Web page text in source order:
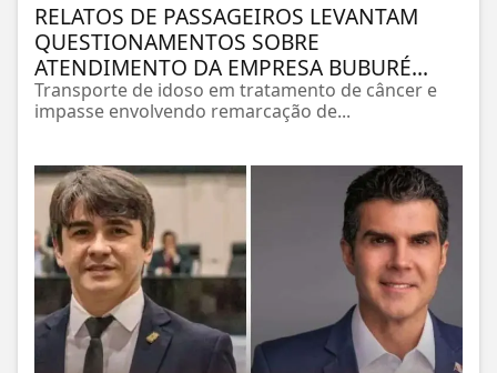
RELATOS DE PASSAGEIROS LEVANTAM
QUESTIONAMENTOS SOBRE
ATENDIMENTO DA EMPRESA BUBURÉ...
Transporte de idoso em tratamento de câncer e
impasse envolvendo remarcação de...